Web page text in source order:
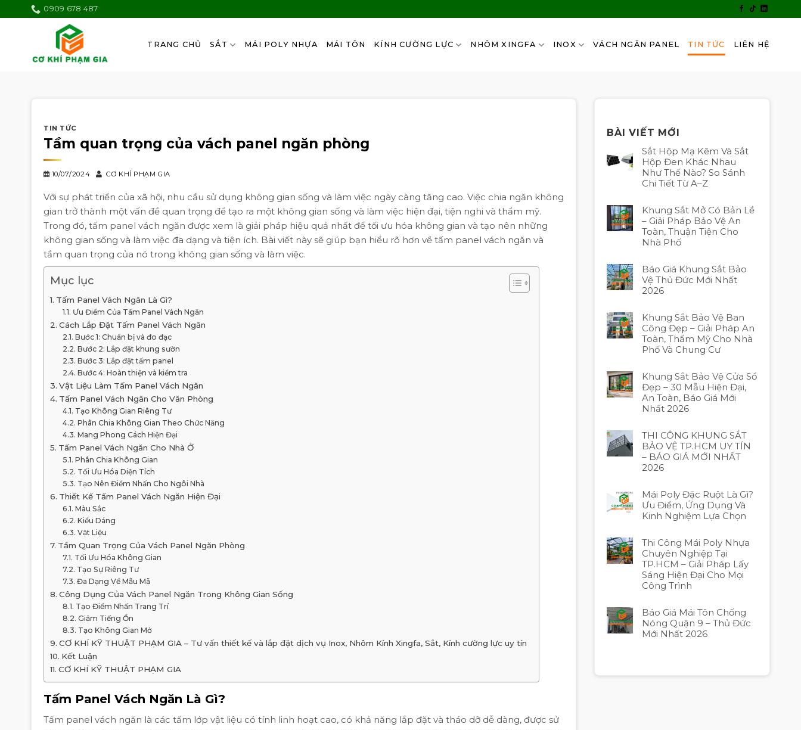
0909 678 487
TRANG CHỦ SẮT MÁI POLY NHỰA MÁI TÔN KÍNH CƯỜNG LỰC NHÔM XINGFA INOX VÁCH NGĂN PANEL TIN TỨC LIÊN HỆ
TIN TỨC
Tầm quan trọng của vách panel ngăn phòng
10/07/2024 CƠ KHÍ PHẠM GIA
Với sự phát triển của xã hội, nhu cầu sử dụng không gian sống và làm việc ngày càng tăng cao. Việc chia ngăn không
gian trở thành một vấn đề quan trọng để tạo ra một không gian sống và làm việc hiện đại, tiện nghi và thẩm mỹ.
Trong đó, tấm panel vách ngăn được xem là giải pháp hiệu quả nhất để tối ưu hóa không gian và tạo nên những
không gian sống và làm việc đa dạng và tiện ích. Bài viết này sẽ giúp bạn hiểu rõ hơn về tấm panel vách ngăn và
tầm quan trọng của nó trong không gian sống và làm việc.
Mục lục
Tấm Panel Vách Ngăn Là Gì?
Ưu Điểm Của Tấm Panel Vách Ngăn
Cách Lắp Đặt Tấm Panel Vách Ngăn
Bước 1: Chuẩn bị và đo đạc
Bước 2: Lắp đặt khung sườn
Bước 3: Lắp đặt tấm panel
Bước 4: Hoàn thiện và kiểm tra
Vật Liệu Làm Tấm Panel Vách Ngăn
Tấm Panel Vách Ngăn Cho Văn Phòng
Tạo Không Gian Riêng Tư
Phân Chia Không Gian Theo Chức Năng
Mang Phong Cách Hiện Đại
Tấm Panel Vách Ngăn Cho Nhà Ở
Phân Chia Không Gian
Tối Ưu Hóa Diện Tích
Tạo Nên Điểm Nhấn Cho Ngôi Nhà
Thiết Kế Tấm Panel Vách Ngăn Hiện Đại
Màu Sắc
Kiểu Dáng
Vật Liệu
Tầm Quan Trọng Của Vách Panel Ngăn Phòng
Tối Ưu Hóa Không Gian
Tạo Sự Riêng Tư
Đa Dạng Về Mẫu Mã
Công Dụng Của Vách Panel Ngăn Trong Không Gian Sống
Tạo Điểm Nhấn Trang Trí
Giảm Tiếng Ồn
Tạo Không Gian Mở
CƠ KHÍ KỸ THUẬT PHẠM GIA – Tư vấn thiết kế và lắp đặt dịch vụ Inox, Nhôm Kính Xingfa, Sắt, Kính cường lực uy tín
Kết Luận
CƠ KHÍ KỸ THUẬT PHẠM GIA
Tấm Panel Vách Ngăn Là Gì?
Tấm panel vách ngăn là các tấm lớp vật liệu có tính linh hoạt cao, có khả năng lắp đặt và tháo dỡ dễ dàng, được sử
BÀI VIẾT MỚI
Sắt Hộp Mạ Kẽm Và Sắt
Hộp Đen Khác Nhau
Như Thế Nào? So Sánh
Chi Tiết Từ A–Z
Khung Sắt Mở Có Bản Lề
– Giải Pháp Bảo Vệ An
Toàn, Thuận Tiện Cho
Nhà Phố
Báo Giá Khung Sắt Bảo
Vệ Thủ Đức Mới Nhất
2026
Khung Sắt Bảo Vệ Ban
Công Đẹp – Giải Pháp An
Toàn, Thẩm Mỹ Cho Nhà
Phố Và Chung Cư
Khung Sắt Bảo Vệ Cửa Sổ
Đẹp – 30 Mẫu Hiện Đại,
An Toàn, Báo Giá Mới
Nhất 2026
THI CÔNG KHUNG SẮT
BẢO VỆ TP.HCM UY TÍN
– BÁO GIÁ MỚI NHẤT
2026
Mái Poly Đặc Ruột Là Gì?
Ưu Điểm, Ứng Dụng Và
Kinh Nghiệm Lựa Chọn
Thi Công Mái Poly Nhựa
Chuyên Nghiệp Tại
TP.HCM – Giải Pháp Lấy
Sáng Hiện Đại Cho Mọi
Công Trình
Báo Giá Mái Tôn Chống
Nóng Quận 9 – Thủ Đức
Mới Nhất 2026